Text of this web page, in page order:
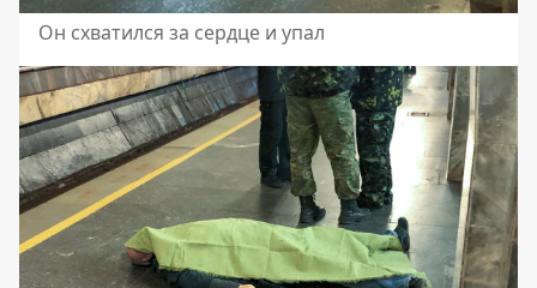
Он схватился за сердце и упал